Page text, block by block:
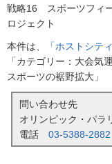
戦略16 スポーツフィ
ロジェクト
本件は、 「ホストシテ
「カテゴリー：大会
スポーツの裾野拡大」
問い合わせ先
オリンピック・パラ
電話 03-5388-2882